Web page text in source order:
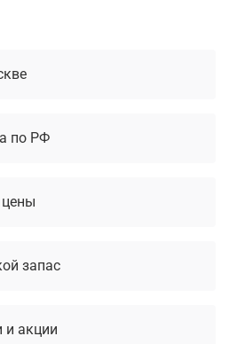
по РФ
цены
запас
и акции